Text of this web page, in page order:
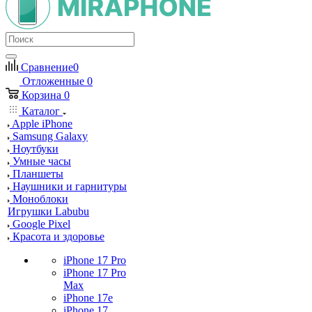
Сравнение0
Отложенные 0
Корзина 0
Каталог
Apple iPhone
Samsung Galaxy
Ноутбуки
Умные часы
Планшеты
Наушники и гарнитуры
Моноблоки
Игрушки Labubu
Google Pixel
Красота и здоровье
iPhone 17 Pro
iPhone 17 Pro
Max
iPhone 17e